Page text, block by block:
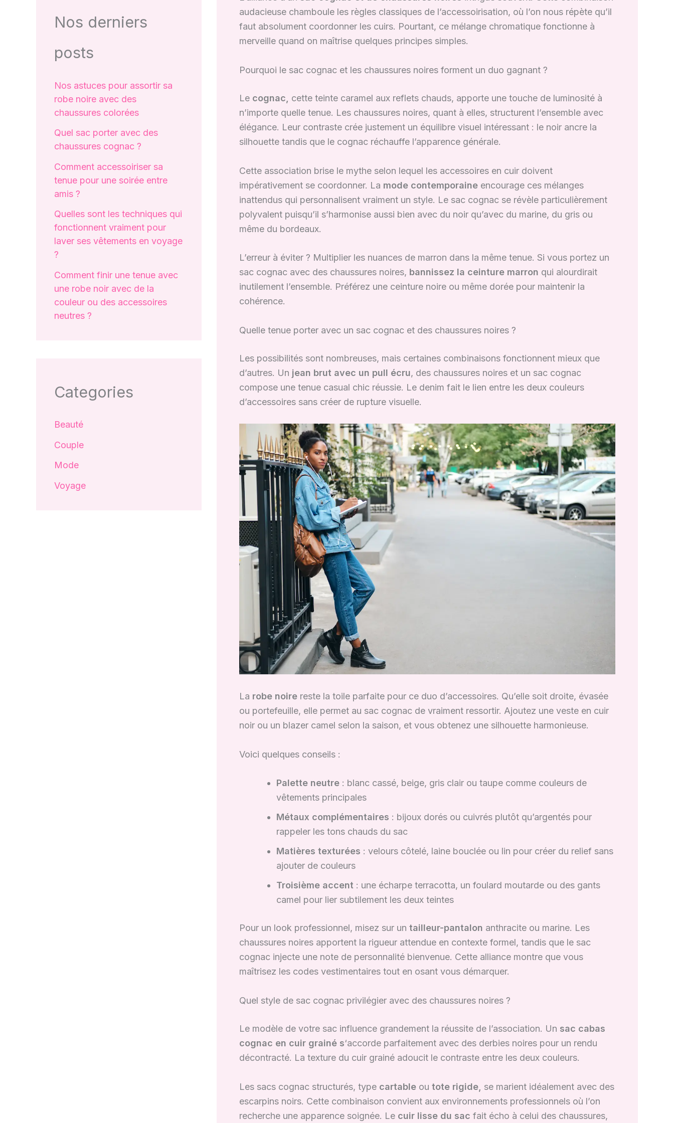
Nos derniers
posts
Nos astuces pour assortir sa
robe noire avec des
chaussures colorées
Quel sac porter avec des
chaussures cognac ?
Comment accessoiriser sa
tenue pour une soirée entre
amis ?
Quelles sont les techniques qui
fonctionnent vraiment pour
laver ses vêtements en voyage
?
Comment finir une tenue avec
une robe noir avec de la
couleur ou des accessoires
neutres ?
Categories
Beauté
Couple
Mode
Voyage
audacieuse chamboule les règles classiques de l’accessoirisation, où l’on nous répète qu’il
faut absolument coordonner les cuirs. Pourtant, ce mélange chromatique fonctionne à
merveille quand on maîtrise quelques principes simples.
Pourquoi le sac cognac et les chaussures noires forment un duo gagnant ?
Le cognac,
cette teinte caramel aux reflets chauds, apporte une touche de luminosité à
n’importe quelle tenue. Les chaussures noires, quant à elles, structurent l’ensemble avec
élégance. Leur contraste crée justement un équilibre visuel intéressant : le noir ancre la
silhouette tandis que le cognac réchauffe l’apparence générale.
Cette association brise le mythe selon lequel les accessoires en cuir doivent
impérativement se coordonner. La mode contemporaine encourage ces mélanges
inattendus qui personnalisent vraiment un style. Le sac cognac se révèle particulièrement
polyvalent puisqu’il s’harmonise aussi bien avec du noir qu’avec du marine, du gris ou
même du bordeaux.
L’erreur à éviter ? Multiplier les nuances de marron dans la même tenue. Si vous portez un
sac cognac avec des chaussures noires, bannissez la ceinture marron qui alourdirait
inutilement l’ensemble. Préférez une ceinture noire ou même dorée pour maintenir la
cohérence.
Quelle tenue porter avec un sac cognac et des chaussures noires ?
Les possibilités sont nombreuses, mais certaines combinaisons fonctionnent mieux que
d’autres. Un jean brut avec un pull écru, des chaussures noires et un sac cognac
compose une tenue casual chic réussie. Le denim fait le lien entre les deux couleurs
d’accessoires sans créer de rupture visuelle.
La robe noire reste la toile parfaite pour ce duo d’accessoires. Qu’elle soit droite, évasée
ou portefeuille, elle permet au sac cognac de vraiment ressortir. Ajoutez une veste en cuir
noir ou un blazer camel selon la saison, et vous obtenez une silhouette harmonieuse.
Voici quelques conseils :
Palette neutre : blanc cassé, beige, gris clair ou taupe comme couleurs de
vêtements principales
Métaux complémentaires : bijoux dorés ou cuivrés plutôt qu’argentés pour
rappeler les tons chauds du sac
Matières texturées : velours côtelé, laine bouclée ou lin pour créer du relief sans
ajouter de couleurs
Troisième accent : une écharpe terracotta, un foulard moutarde ou des gants
camel pour lier subtilement les deux teintes
Pour un look professionnel, misez sur un tailleur-pantalon anthracite ou marine. Les
chaussures noires apportent la rigueur attendue en contexte formel, tandis que le sac
cognac injecte une note de personnalité bienvenue. Cette alliance montre que vous
maîtrisez les codes vestimentaires tout en osant vous démarquer.
Quel style de sac cognac privilégier avec des chaussures noires ?
Le modèle de votre sac influence grandement la réussite de l’association. Un sac cabas
cognac en cuir grainé s‘accorde parfaitement avec des derbies noires pour un rendu
décontracté. La texture du cuir grainé adoucit le contraste entre les deux couleurs.
Les sacs cognac structurés, type cartable ou tote rigide, se marient idéalement avec des
escarpins noirs. Cette combinaison convient aux environnements professionnels où l’on
recherche une apparence soignée. Le cuir lisse du sac fait écho à celui des chaussures,